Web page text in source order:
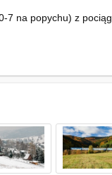
7 na popychu) z